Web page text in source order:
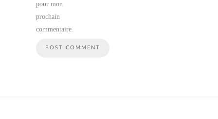
pour mon
prochain
commentaire.